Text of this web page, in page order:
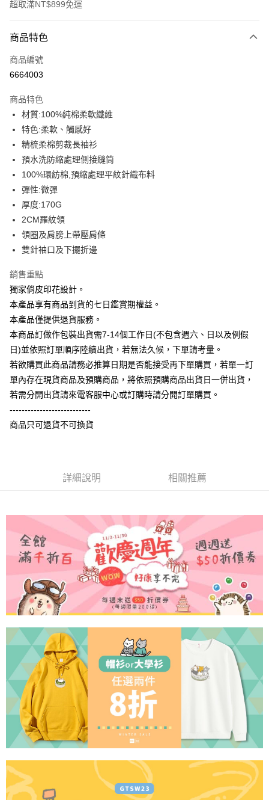
超取滿NT$899免運
信用卡一次付款
信用卡分期付款
合作金庫商業銀行
華南商業銀行
上海商業儲蓄銀行
國泰世華商業銀行
臺灣中小企業銀行
匯豐（台灣）商業銀行
華泰商業銀行
聯邦商業銀行
遠東國際商業銀行
元大商業銀行
玉山商業銀行
台新國際商業銀行
台灣樂天信用卡公司
6 期 0 利率 每期
華南商業銀行
上海商業儲蓄銀行
國泰世華商業銀行
臺灣中小企業銀行
台中商業銀行
匯豐（台灣）商業銀行
聯邦商業銀行
元大商業銀行
玉山商業銀行
台新國際商業銀行
台灣樂天信用卡公司
12 期 0 利率 每期NT$36
合作金庫商業銀行
上海商業儲蓄銀行
國泰世華商業銀行
兆豐國際商業銀行
臺灣中小企業銀行
匯豐（台灣）商業銀行
聯邦商業銀行
元大商業銀行
玉山商業銀行
台新國際商業銀行
超商取貨付款
LINE Pay
Apple Pay
街口支付
悠遊付
Google Pay
全盈+PAY
大哥付你分期
相關說明
1.本服務由台灣大哥大提供，台灣大哥大用戶可立即使用無須另外申請。
2.付款方式選擇「大哥付你分期」，訂單成立後會自動跳轉到大哥付的交易
流程，驗證手機門號後，選擇欲分期的期數、繳款截止日，確認付款後即完
成交易。
3.實際核准額度、可分期數及費用金額請依後續交易確認頁面所載為準。
4.訂單成立30分鐘內，如未前往確認交易或遇審核未通過，訂單將自動取
【繳款方式說明】
買賣價金債權讓與本公司後，依約使用本公司帳單繳交帳款。
2.基於同意付款使用「大哥付你分期」之契約關係目的，商店將以您的個人
資料（包含姓名、電話或地址）提供予台灣大哥大進項蒐集、處理及利用，
由本公司與您本人進行分期帳單所需資料之確認、核對及更正。
3.完整用戶服務條款，請詳閱以下連結：https://oppay.tw/userRule
AFTEE先享後付
相關說明
【關於「AFTEE先享後付」】
AFTEE先享後付是「在收到商品之後才付款」的支付方式。 讓您購物簡單
１．簡單：不需註冊會員、不需綁卡、不需儲值。
２．便利：只要手機號碼，簡訊認證，即可結帳。
３．安心：先確認商品／服務後，再付款。
２．訂單成立數日內，您將收到繳費通知簡訊。
３．收到繳費通知簡訊後14天內，點擊此簡訊中的連結，可透過四大超商／
購買商品的店家。未經商家同意取消之訂單仍視為有效，需透過AFTEE先享
※ 交易是否成功請以「AFTEE先享後付 」之結帳頁面顯示為準，若有關於
是否繳費成功／繳費後需取消欲退款等相關疑問，請聯繫「AFTEE先享後付
客戶支援中心」https://netprotections.freshdesk.com/support/home
【注意事項】
１．透過由恩沛科技股份有限公司提供之「AFTEE先享後付」服務完成之交
易，需依本服務之必要範圍內提供個人資料，並將交易相關給付款項請求債
權轉讓予恩沛科技股份有限公司。
https://aftee.tw/terms/#terms3
３．未成年的使用者請事先徵得法定代理人或監護人之同意方可使用
「AFTEE先享後付」，若未經同意申辦者引起之損失，本公司不負相關責
任。
４．使用「AFTEE先享後付」時，將依據個別帳號之用戶狀況，依本公司即
時審查核予不同之上限額度；若仍有額度不足之情形，本公司將視審查結果
請求用戶進行身份認證。
５．嚴禁一人註冊多個帳號或使用他人資訊註冊。若發現惡意使用之情形，
恩沛科技股份有限公司將有權停止該用戶之使用額度並採取法律行動。
ATM付款
全家付款取貨
每筆NT$60，滿NT$899(含以上)免運費
每筆NT$65，滿NT$899(含以上)免運費
付款後7-11取貨
每筆NT$60，滿NT$899(含以上)免運費
宅配
每筆NT$65，滿NT$899(含以上)免運費
商品特色
商品編號
6664003
商品特色
材質:100%純棉柔軟纖維
特色:柔軟、觸感好
精梳柔棉剪裁長袖衫
預水洗防縮處理側接縫筒
100%環紡棉,預縮處理平紋針織布料
彈性:微彈
厚度:170G
2CM羅紋領
領圈及肩膀上帶壓肩條
雙針袖口及下擺折邊
銷售重點
獨家俏皮印花設計。
本產品享有商品到貨的七日鑑賞期權益。
本產品僅提供退貨服務。
本商品訂做作包裝出貨需7-14個工作日(不包含週六、日以及例假
日)並依照訂單順序陸續出貨，若無法久候，下單請考量。
若欲購買此商品請務必推算日期是否能接受再下單購買，若單一訂
單內存在現貨商品及預購商品，將依照預購商品出貨日一併出貨，
若需分開出貨請來電客服中心或訂購時請分開訂單購買。
---------------------------
商品只可退貨不可換貨
詳細說明 相關推薦